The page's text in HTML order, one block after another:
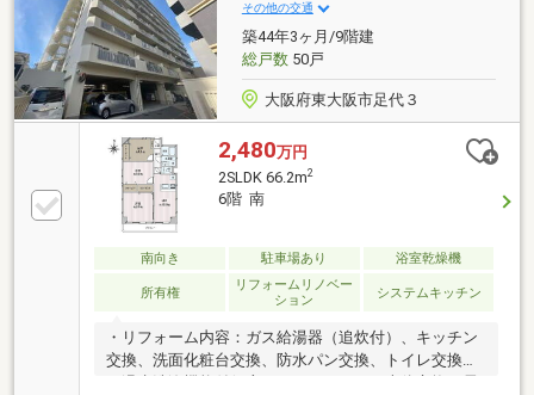
その他の交通
築44年3ヶ月/9階建
総戸数50戸
大阪府東大阪市足代３
2,480万円
2SLDK 66.2m2
6階 南
南向き 駐車場あり 浴室乾燥機
所有権
リフォームリノベー
ション
システムキッチン
・リフォーム内容：ガス給湯器（追炊付）、キッチン
交換、洗面化粧台交換、防水パン交換、トイレ交換